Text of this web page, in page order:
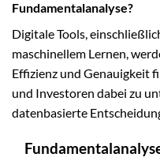
Fundamentalanalyse?
Digitale Tools,
maschinellem Lernen,
Effizienz und Genauigkeit
und Investoren dabei zu
datenbasierte